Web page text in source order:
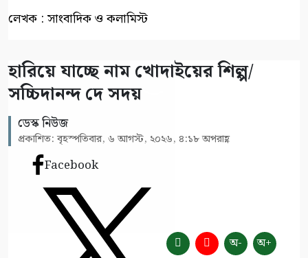
লেখক : সাংবাদিক ও কলামিস্ট
হারিয়ে যাচ্ছে নাম খোদাইয়ের শিল্প/
সচ্চিদানন্দ দে সদয়
ডেস্ক নিউজ
প্রকাশিত: বৃহস্পতিবার, ৬ আগস্ট, ২০২৬, ৪:১৮ অপরাহ্ণ
Facebook
অ- অ+